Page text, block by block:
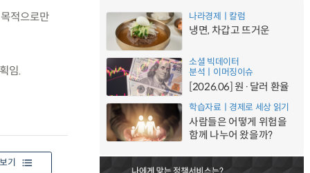
적으로만
임.
기
나라경제ㅣ칼럼
냉면, 차갑고 뜨거운
소셜 빅데이터
분석ㅣ이머징이슈
[2026.06] 원·달러 환율
학습자료ㅣ경제로 세상 읽기
사람들은 어떻게 위험을
함께 나누어 왔을까?